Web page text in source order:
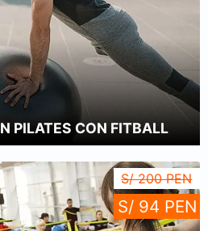
PILATES CON FITBALL
S/ 94 PEN
S/ 200 PEN